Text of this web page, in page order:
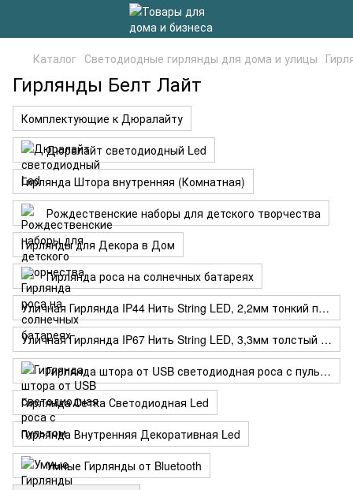
Каталог Светодиодные гирлянды для дома и улицы
Гирлянды Белт Лайт
Комплектующие к Дюралайту
Дюралайт светодиодный Led
Гирлянда Штора внутренняя (Комнатная)
Рождественские наборы для детского творчества
Гирлянды для Декора в Дом
Гирлянда роса на солнечных батареях
Уличная Гирлянда IP44 Нить String LED, 2,2мм тонкий провод
Уличная Гирлянда IP67 Нить String LED, 3,3мм толстый провод
Гирлянда штора от USB светодиодная роса с пультом
Гирлянда Сетка Светодиодная Led
Гирлянда Внутренняя Декоративная Led
Умные Гирлянды от Bluetooth